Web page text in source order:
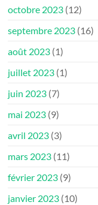
octobre 2023 (12)
septembre 2023 (16)
août 2023 (1)
juillet 2023 (1)
juin 2023 (7)
mai 2023 (9)
avril 2023 (3)
mars 2023 (11)
février 2023 (9)
janvier 2023 (10)